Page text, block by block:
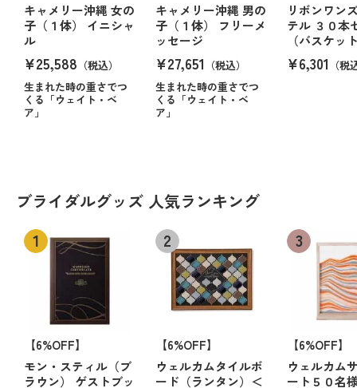
キャメリー沖縄 女の
子（１体） イニシャ
ル
¥25,588 （税込）
生まれた時の重さでつ
くる「ウェイト・ベ
ア」
キャメリー沖縄 男の
子（１体） フリーメ
ッセージ
¥27,651 （税込）
生まれた時の重さでつ
くる「ウェイト・ベ
ア」
リボンワン
テル ３０本
（バスケッ
¥6,301 （税
ブライダルグッズ 人気ランキング
【6%OFF】
モン・スティル（ブ
ラウン） ゲストブッ
【6%OFF】
ウェルカムタイルボ
ード（ランタン）＜
【6%OFF】
ウェルカム
ート５０名